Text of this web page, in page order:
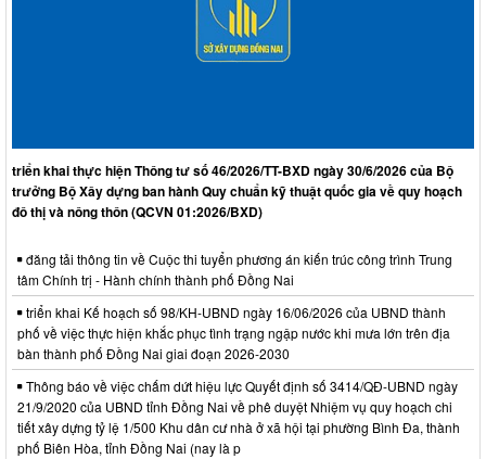
triển khai thực hiện Thông tư số 46/2026/TT-BXD ngày 30/6/2026 của Bộ
trưởng Bộ Xây dựng ban hành Quy chuẩn kỹ thuật quốc gia về quy hoạch
đô thị và nông thôn (QCVN 01:2026/BXD)
đăng tải thông tin về Cuộc thi tuyển phương án kiến trúc công trình Trung
tâm Chính trị - Hành chính thành phố Đồng Nai
triển khai Kế hoạch số 98/KH-UBND ngày 16/06/2026 của UBND thành
phố về việc thực hiện khắc phục tình trạng ngập nước khi mưa lớn trên địa
bàn thành phố Đồng Nai giai đoạn 2026-2030
Thông báo về việc chấm dứt hiệu lực Quyết định số 3414/QĐ-UBND ngày
21/9/2020 của UBND tỉnh Đồng Nai về phê duyệt Nhiệm vụ quy hoạch chi
tiết xây dựng tỷ lệ 1/500 Khu dân cư nhà ở xã hội tại phường Bình Đa, thành
phố Biên Hòa, tỉnh Đồng Nai (nay là p